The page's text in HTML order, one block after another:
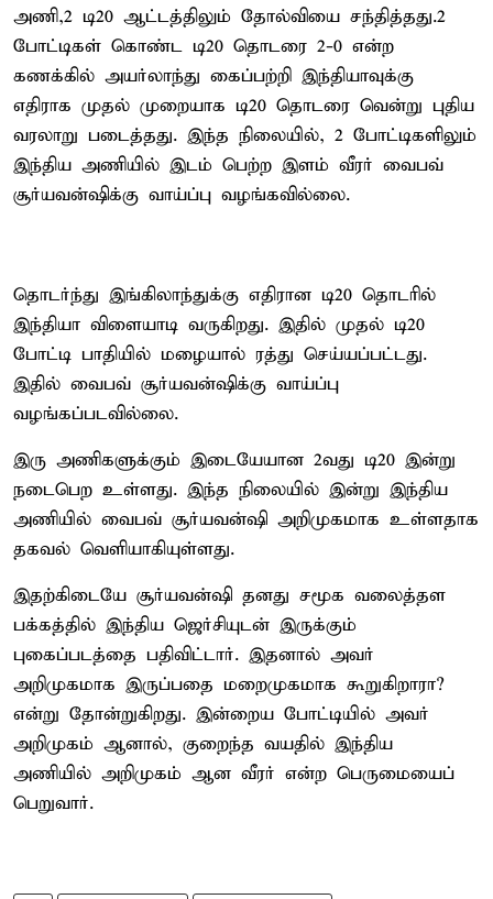
அணி,2 டி20 ஆட்டத்திலும் தோல்வியை சந்தித்தது.2
போட்டிகள் கொண்ட டி20 தொடரை 2-0 என்ற
கணக்கில் அயர்லாந்து கைப்பற்றி இந்தியாவுக்கு
எதிராக முதல் முறையாக டி20 தொடரை வென்று புதிய
வரலாறு படைத்தது. இந்த நிலையில், 2 போட்டிகளிலும்
இந்திய அணியில் இடம் பெற்ற இளம் வீரர் வைபவ்
சூர்யவன்ஷிக்கு வாய்ப்பு வழங்கவில்லை.
தொடர்ந்து இங்கிலாந்துக்கு எதிரான டி20 தொடரில்
இந்தியா விளையாடி வருகிறது. இதில் முதல் டி20
போட்டி பாதியில் மழையால் ரத்து செய்யப்பட்டது.
இதில் வைபவ் சூர்யவன்ஷிக்கு வாய்ப்பு
வழங்கப்படவில்லை.
இரு அணிகளுக்கும் இடையேயான 2வது டி20 இன்று
நடைபெற உள்ளது. இந்த நிலையில் இன்று இந்திய
அணியில் வைபவ் சூர்யவன்ஷி அறிமுகமாக உள்ளதாக
தகவல் வெளியாகியுள்ளது.
இதற்கிடையே சூர்யவன்ஷி தனது சமூக வலைத்தள
பக்கத்தில் இந்திய ஜெர்சியுடன் இருக்கும்
புகைப்படத்தை பதிவிட்டார். இதனால் அவர்
அறிமுகமாக இருப்பதை மறைமுகமாக கூறுகிறாரா?
என்று தோன்றுகிறது. இன்றைய போட்டியில் அவர்
அறிமுகம் ஆனால், குறைந்த வயதில் இந்திய
அணியில் அறிமுகம் ஆன வீரர் என்ற பெருமையைப்
பெறுவார்.